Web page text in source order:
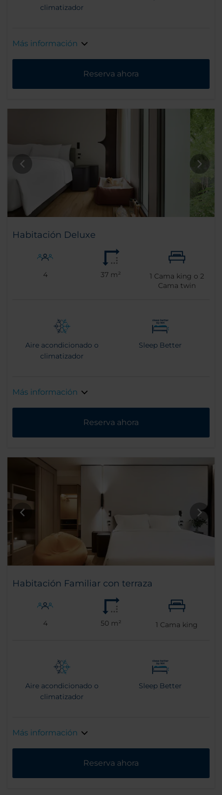
climatizador
Más información
Reserva ahora
Habitación Deluxe
4 37 m² 1 Cama king o 2
Cama twin
Aire acondicionado o
climatizador
Sleep Better
Más información
Reserva ahora
Habitación Familiar con terraza
4 50 m² 1 Cama king
Aire acondicionado o
climatizador
Sleep Better
Más información
Reserva ahora